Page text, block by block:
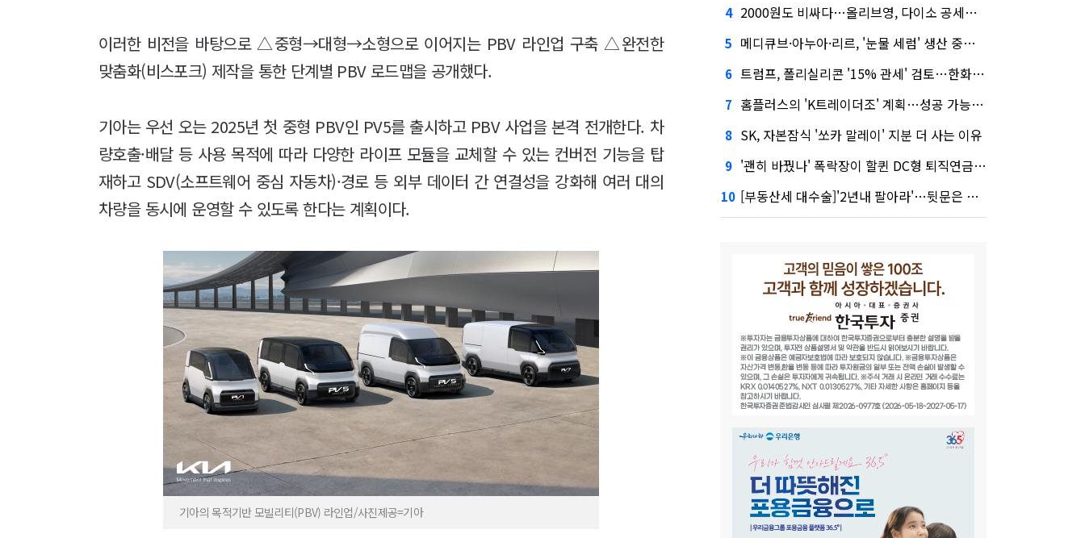
이러한 비전을 바탕으로 △중형→대형→소형으로 이어지는 PBV 라인업 구축 △완전한
맞춤화(비스포크) 제작을 통한 단계별 PBV 로드맵을 공개했다.
기아는 우선 오는 2025년 첫 중형 PBV인 PV5를 출시하고 PBV 사업을 본격 전개한다. 차
량호출·배달 등 사용 목적에 따라 다양한 라이프 모듈을 교체할 수 있는 컨버전 기능을 탑
재하고 SDV(소프트웨어 중심 자동차)·경로 등 외부 데이터 간 연결성을 강화해 여러 대의
차량을 동시에 운영할 수 있도록 한다는 계획이다.
기아의 목적기반 모빌리티(PBV) 라인업/사진제공=기아
4 2000원도 비싸다…올리브영, 다이소 공세에 '가성비'로 맞불
5 메디큐브·아누아·리르, '눈물 세럼' 생산 중단한다
6 트럼프, 폴리실리콘 '15% 관세' 검토…한화큐셀·OCI 영향은?
7 홈플러스의 'K트레이더조' 계획…성공 가능성은 '글쎄'
8 SK, 자본잠식 '쏘카 말레이' 지분 더 사는 이유
9 '괜히 바꿨나' 폭락장이 할퀸 DC형 퇴직연금…전문가 조언은
10 [부동산세 대수술]'2년내 팔아라'…뒷문은 열었다